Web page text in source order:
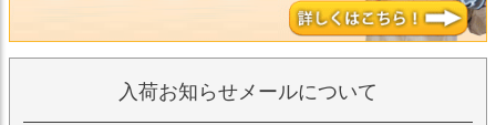
入荷お知らせメールについて